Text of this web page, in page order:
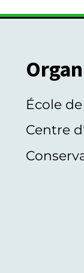
École
Centre